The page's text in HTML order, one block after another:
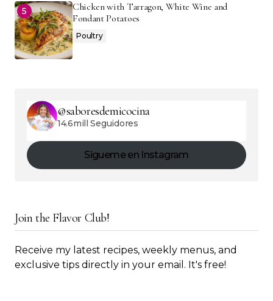
Chicken with Tarragon, White Wine and
Fondant Potatoes
Poultry
@saboresdemicocina
14.6mill Seguidores
Sigueme en Instagram
Join the Flavor Club!
Receive my latest recipes, weekly menus, and
exclusive tips directly in your email. It's free!